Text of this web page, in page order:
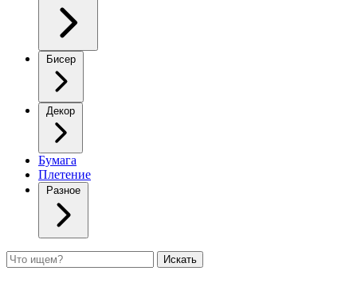
Бисер
Декор
Бумага
Плетение
Разное
Поиск Искать